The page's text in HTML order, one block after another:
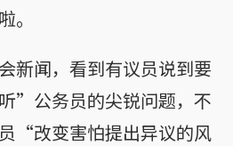
。
新闻，看到有议员说到要
”公务员的尖锐问题，不
“改变害怕提出异议的风